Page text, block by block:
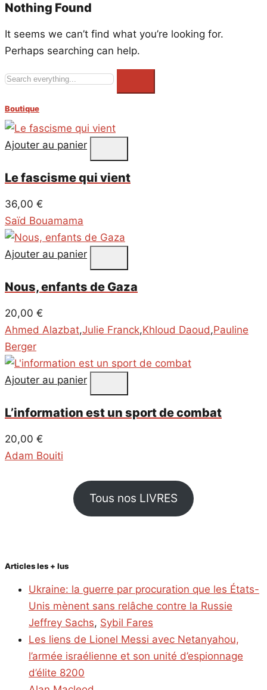
Nothing Found
It seems we can’t find what you’re looking for.
Perhaps searching can help.
Search
Boutique
Ajouter au panier
Le fascisme qui vient
36,00 €
Saïd Bouamama
Ajouter au panier
Nous, enfants de Gaza
20,00 €
Ahmed Alazbat,Julie Franck,Khloud Daoud,Pauline
Berger
Ajouter au panier
L’information est un sport de combat
20,00 €
Adam Bouiti
Tous nos LIVRES
Articles les + lus
Ukraine: la guerre par procuration que les États-
Unis mènent sans relâche contre la Russie
Jeffrey Sachs, Sybil Fares
Les liens de Lionel Messi avec Netanyahou,
l’armée israélienne et son unité d’espionnage
d’élite 8200